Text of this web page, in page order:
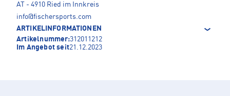
AT - 4910 Ried im Innkreis
info@fischersports.com
ARTIKELINFORMATIONEN
Artikelnummer:312011212
Im Angebot seit21.12.2023